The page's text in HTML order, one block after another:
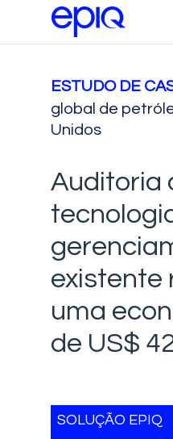
ESTUDO DE
global de
Unidos
Auditoria
existente
uma
de US$
SOLUÇÃO EPIQ